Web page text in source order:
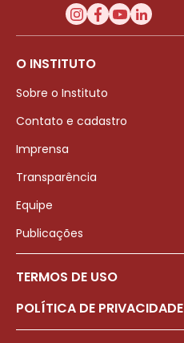
O INSTITUTO
Sobre o Instituto
Contato e cadastro
Imprensa
Transparência
Equipe
Publicações
TERMOS DE USO
POLÍTICA DE PRIVACIDADE